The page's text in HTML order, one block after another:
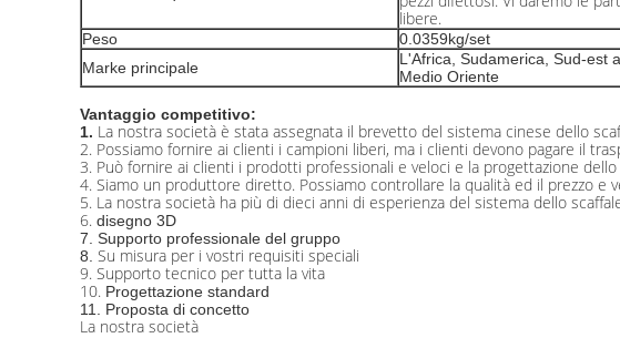
libere.
Peso
0.0359kg/set
Marke principale
L'Africa, Sudamerica, Sud-est
Medio Oriente
Vantaggio competitivo:
1. La nostra società è stata assegnata il brevetto del sistema cinese dello
2. Possiamo fornire ai clienti i campioni liberi, ma i clienti devono pagare il
3. Può fornire ai clienti i prodotti professionali e veloci e la progettazione
4. Siamo un produttore diretto. Possiamo controllare la qualità ed il prezzo e
5. La nostra società ha più di dieci anni di esperienza del sistema dello
6. disegno 3D
7. Supporto professionale del gruppo
8. Su misura per i vostri requisiti speciali
9. Supporto tecnico per tutta la vita
10. Progettazione standard
11. Proposta di concetto
La nostra società